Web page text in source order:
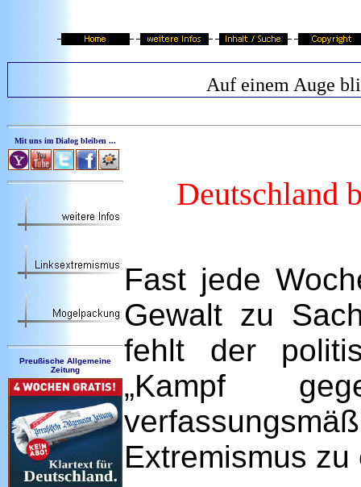
Auf einem Auge
Mit uns im Dialog bleiben ...
Preußische Allgemeine
Zeitung
Deutschland
Fast jede
Gewalt zu
fehlt der
„Kampf
Extremismus zu